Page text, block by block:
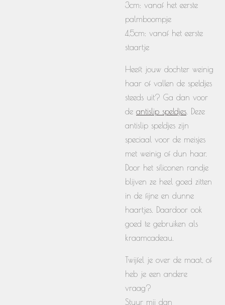
3cm: vanaf het eerste
palmboompje
4,5cm: vanaf het eerste
staartje
Heeft jouw dochter weinig
haar of vallen de speldjes
steeds uit? Ga dan voor
de antislip speldjes . Deze
antislip speldjes zijn
speciaal voor de meisjes
met weinig of dun haar.
Door het siliconen randje
blijven ze heel goed zitten
in de fijne en dunne
haartjes. Daardoor ook
goed te gebruiken als
kraamcadeau.
Twijfel je over de maat, of
heb je een andere
vraag?
Stuur mij dan